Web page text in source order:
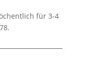
für 3-4